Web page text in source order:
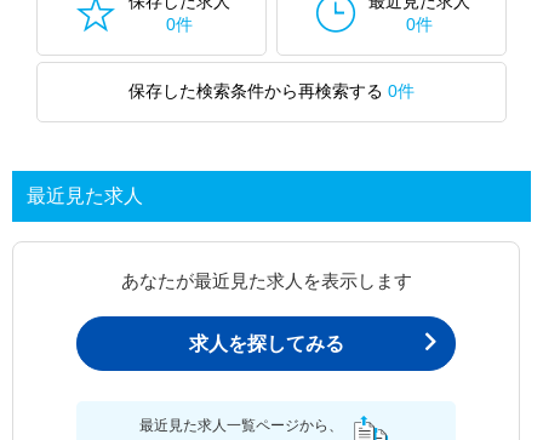
0件
0件
保存した検索条件から再検索する 0件
最近見た求人
あなたが最近見た求人を表示します
求人を探してみる
最近見た求人一覧ページから、